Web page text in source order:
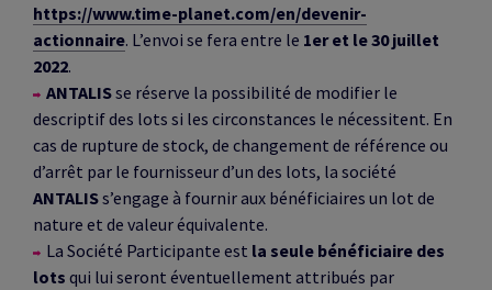
https://www.time-planet.com/en/devenir-
actionnaire. L’envoi se fera entre le 1er et le 30 juillet
2022.
ANTALISse réserve la possibilité de modifier le
descriptif des lots si les circonstances le nécessitent. En
cas de rupture de stock, de changement de référence ou
d’arrêt par le fournisseur d’un des lots, la société
ANTALISs’engage à fournir aux bénéficiaires un lot de
nature et de valeur équivalente.
La Société Participante est la seule bénéficiaire des
lots qui lui seront éventuellement attribués par